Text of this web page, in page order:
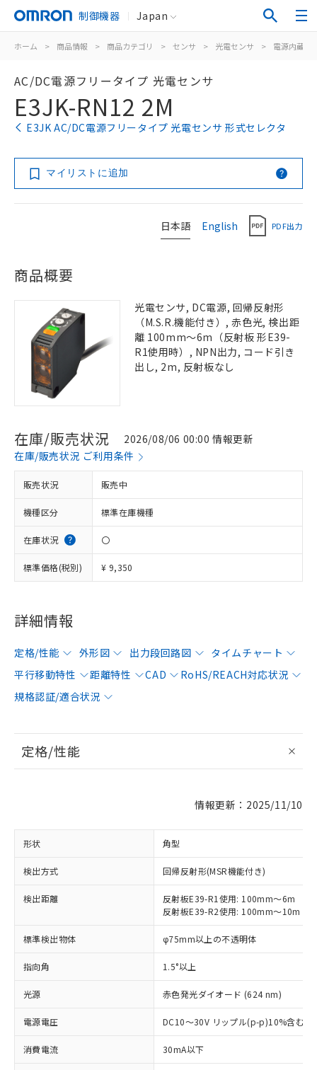
制御機器 Japan
ホーム > 商品情報 > 商品カテゴリ > センサ > 光電センサ > 電源内蔵形
AC/DC電源フリータイプ 光電センサ
E3JK-RN12 2M
E3JK AC/DC電源フリータイプ 光電センサ 形式セレクタ
マイリストに追加
日本語 English PDF出力
商品概要
光電センサ, DC電源, 回帰反射形
（M.S.R.機能付き）, 赤色光, 検出距
離 100mm～6m（反射板 形E39-
R1使用時）, NPN出力, コード引き
出し, 2m, 反射板なし
在庫/販売状況
2026/08/06 00:00 情報更新
在庫/販売状況 ご利用条件
販売状況 販売中
機種区分 標準在庫機種
在庫状況 〇
標準価格(税別) ¥ 9,350
詳細情報
定格/性能 外形図 出力段回路図
タイムチャート
平行移動特性
距離特性 CAD
RoHS/REACH対応状況
規格認証/適合状況
定格/性能
情報更新：2025/11/10
形状 角型
検出方式 回帰反射形(MSR機能付き)
検出距離
反射板E39-R1使用: 100mm～6m
反射板E39-R2使用: 100mm～10m
標準検出物体 φ75mm以上の不透明体
指向角 1.5°以上
光源 赤色発光ダイオード (624 nm)
電源電圧 DC10～30V リップル(p-p)10%含む
消費電流 30mA以下